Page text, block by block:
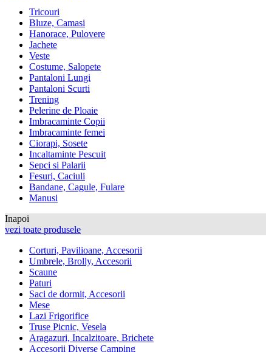
Tricouri
Bluze, Camasi
Hanorace, Pulovere
Jachete
Veste
Costume, Salopete
Pantaloni Lungi
Pantaloni Scurti
Trening
Pelerine de Ploaie
Imbracaminte Copii
Imbracaminte femei
Ciorapi, Sosete
Incaltaminte Pescuit
Sepci si Palarii
Fesuri, Caciuli
Bandane, Cagule, Fulare
Manusi
Inapoi
vezi toate produsele
Corturi, Pavilioane, Accesorii
Umbrele, Brolly, Accesorii
Scaune
Paturi
Saci de dormit, Accesorii
Mese
Lazi Frigorifice
Truse Picnic, Vesela
Aragazuri, Incalzitoare, Brichete
Accesorii Diverse Camping